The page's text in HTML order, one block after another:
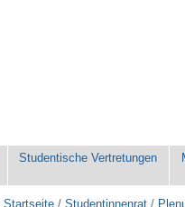
Studentische Vertretungen
Startseite /Studentinnenrat /